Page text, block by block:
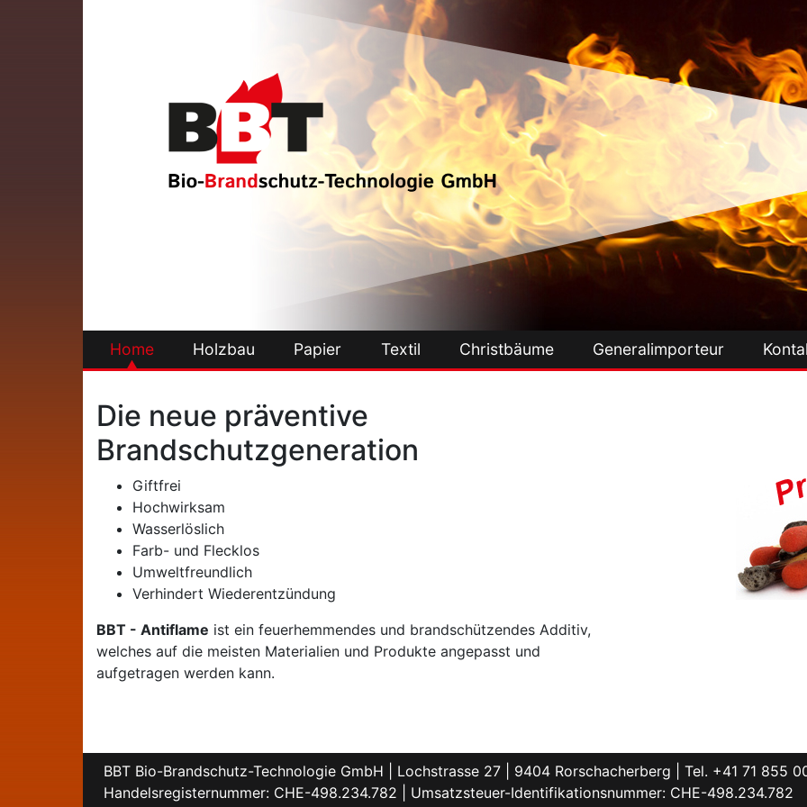
Home Holzbau Papier Textil Christbäume Generalimporteur
Die neue präventive
Brandschutzgeneration
Giftfrei
Hochwirksam
Wasserlöslich
Farb- und Flecklos
Umweltfreundlich
Verhindert Wiederentzündung
BBT - Antiflame ist ein feuerhemmendes und brandschützendes Additiv,
welches auf die meisten Materialien und Produkte angepasst und
aufgetragen werden kann.
BBT Bio-Brandschutz-Technologie GmbH | Lochstrasse 27 | 9404 Rorschacherberg | Tel. +41 71 855
Handelsregisternummer: CHE-498.234.782 | Umsatzsteuer-Identifikationsnummer: CHE-498.234.782